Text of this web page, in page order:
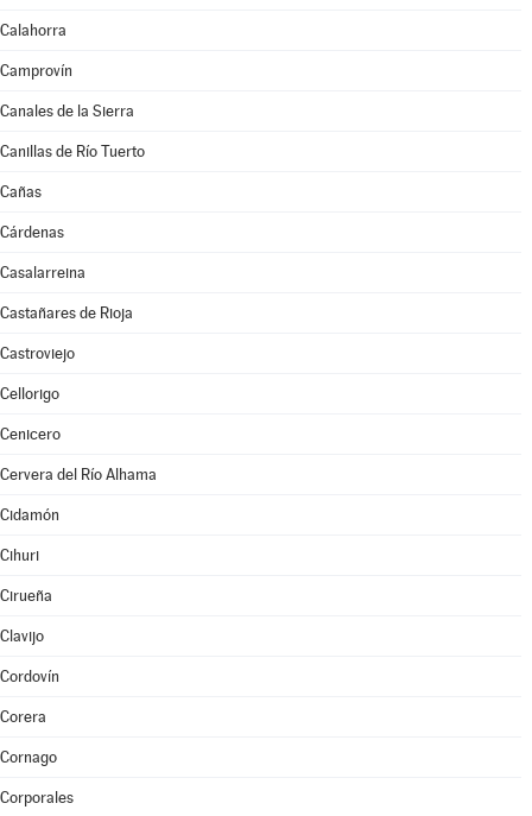
Calahorra
Camprovín
Canales de la Sierra
Canillas de Río Tuerto
Cañas
Cárdenas
Casalarreina
Castañares de Rioja
Castroviejo
Cellorigo
Cenicero
Cervera del Río Alhama
Cidamón
Cihuri
Cirueña
Clavijo
Cordovín
Corera
Cornago
Corporales